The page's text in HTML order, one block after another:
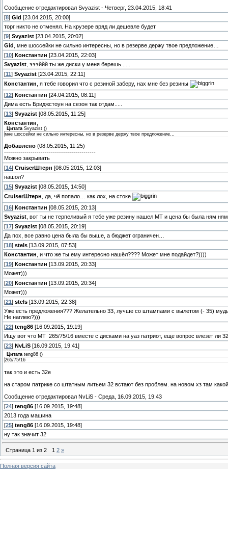
Сообщение отредактировал Svyazist - Четверг, 23.04.2015, 18:41
[8] Gid [23.04.2015, 20:00]
торг никто не отменял. На крузере вряд ли дешевле будет
[9] Svyazist [23.04.2015, 20:02]
Gid
, мне шоссейки не сильно интересны, но в резерве держу твое предложение…
[10] Константин [23.04.2015, 22:03]
Svyazist , эээййй ты же диски у меня берешь......
[11 ] Svyazist [23.04.2015, 22:11]
Константин , я тебе говорил что с резиной заберу, нах мне без резины
[12] Константин [24.04.2015, 08:11]
Дима есть Бриджстоун на сезон так отдам.....
[13] Svyazist [08.05.2015, 11:25]
Константин
Цитата Svyazist ()
мне шоссейки не сильно интересны, но в резерве держу твое предложение…
Добавлено (08.05.2015, 11:25)
---------------------------------------------
Можно закрывать
[14] СruiserШтерн [08.05.2015, 12:03]
нашол?
[15] Svyazist [08.05.2015, 14:50]
СruiserШтерн , да, чё попало… как лох, на стоке
[16] Константин [08.05.2015, 20:13]
Svyazist , вот ты не терпеливый я тебе уже резину нашел МТ и цена бы была ням
[17] Svyazist [08.05.2015, 20:19]
Да пох, все равно цена была бы выше, а бюджет ограничен…
[18] stels [13.09.2015, 07:53]
Константин , и что же ты ему интересно нашёл???? Может мне подайдет?))))
[19] Константин [13.09.2015, 20:33]
Может)))
[20] Константин [13.09.2015, 20:34]
Может)))
[21 ] stels [13.09.2015, 22:38]
Уже есть предложения??? Желательно 33, лучше со штампами с вылетом (- 35)
Не наглею?)))
[22] teng86 [16.09.2015, 19:19]
Ищу вот что МТ 265/75/16 вместе с дисками на уаз патриот, еще вопрос влезет ли
[23] NvLiS [16.09.2015, 19:41]
Цитата teng86 ()
265/75/16
так это и есть 32е
на старом патрике со штатным литьем 32 встают без проблем. на новом хз там
Сообщение отредактировал NvLiS - Среда, 16.09.2015, 19:43
[24] teng86 [16.09.2015, 19:48]
2013 года машина
[25] teng86 [16.09.2015, 19:48]
ну так значит 32
Страница 1 из 2 1 2 »
Полная версия сайта